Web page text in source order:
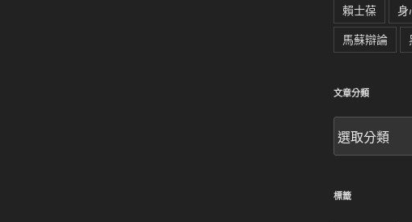
賴士葆
身
馬蘇辯論
文章分類
章
分
標籤